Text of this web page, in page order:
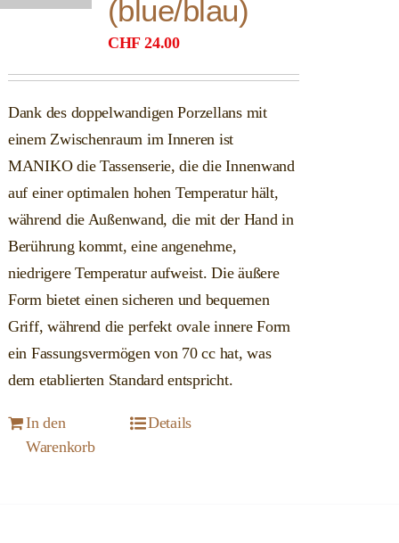
(blue/blau)
CHF 24.00
Dank des doppelwandigen Porzellans mit
einem Zwischenraum im Inneren ist
MANIKO die Tassenserie, die die Innenwand
auf einer optimalen hohen Temperatur hält,
während die Außenwand, die mit der Hand in
Berührung kommt, eine angenehme,
niedrigere Temperatur aufweist. Die äußere
Form bietet einen sicheren und bequemen
Griff, während die perfekt ovale innere Form
ein Fassungsvermögen von 70 cc hat, was
dem etablierten Standard entspricht.
In den
Warenkorb
Details